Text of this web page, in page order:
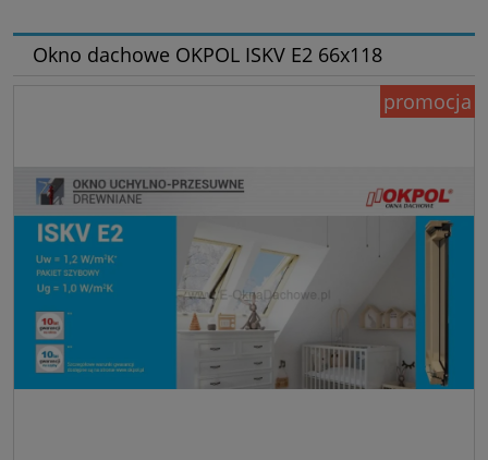
Okno dachowe OKPOL ISKV E2 66x118
promocja